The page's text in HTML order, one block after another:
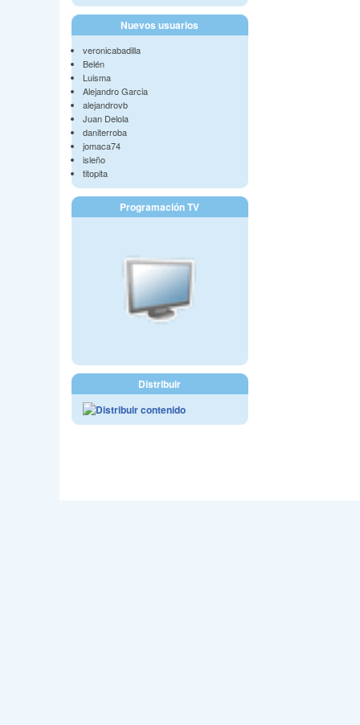
Nuevos usuarios
veronicabadilla
Belén
Luisma
Alejandro Garcia
alejandrovb
Juan Delola
daniterroba
jomaca74
isleño
titopita
Programación TV
Distribuir